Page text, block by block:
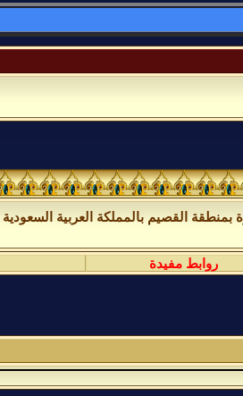
القصيم بالمملكة العربية السعودية
روابط مفيدة